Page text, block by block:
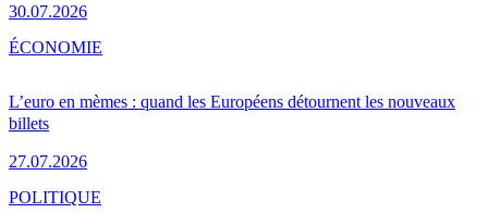
30.07.2026
L’euro en mèmes : quand les Européens détournent les nouveaux
billets
27.07.2026
ÉCONOMIE
POLITIQUE